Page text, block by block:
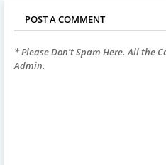
POST A COMMENT
* Please Don't Spam Here. All the
Admin.